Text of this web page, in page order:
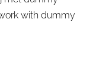
with dummy